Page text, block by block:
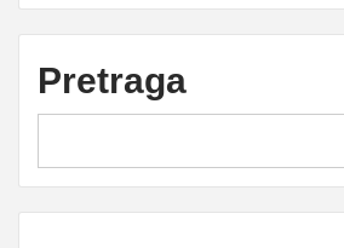
Pretraga